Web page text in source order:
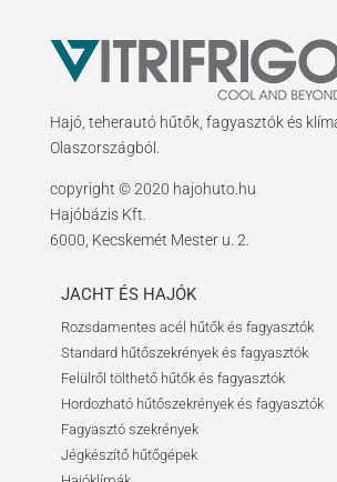
Hajó, teherautó hűtők, fagyasztók és
Olaszországból.
copyright © 2020 hajohuto.hu
Hajóbázis Kft.
6000, Kecskemét Mester u. 2.
JACHT ÉS HAJÓK
Rozsdamentes acél hűtők és fagyasztók
Standard hűtőszekrények és fagyasztók
Felülről tölthető hűtők és fagyasztók
Hordozható hűtőszekrények és fagyasztók
Fagyasztó szekrények
Jégkészítő hűtőgépek